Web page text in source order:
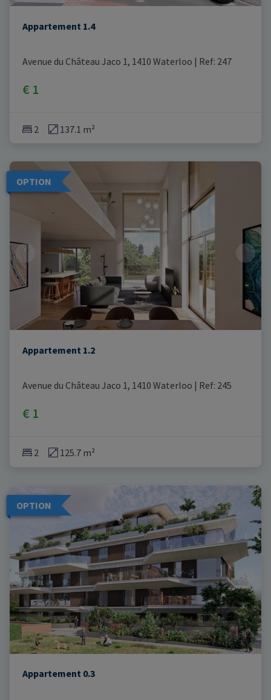
Appartement 1.4
Avenue du Château Jaco 1, 1410 Waterloo | Ref: 247
€ 1
2 137.1 m²
OPTION
Appartement 1.2
Avenue du Château Jaco 1, 1410 Waterloo | Ref: 245
€ 1
2 125.7 m²
OPTION
Appartement 0.3